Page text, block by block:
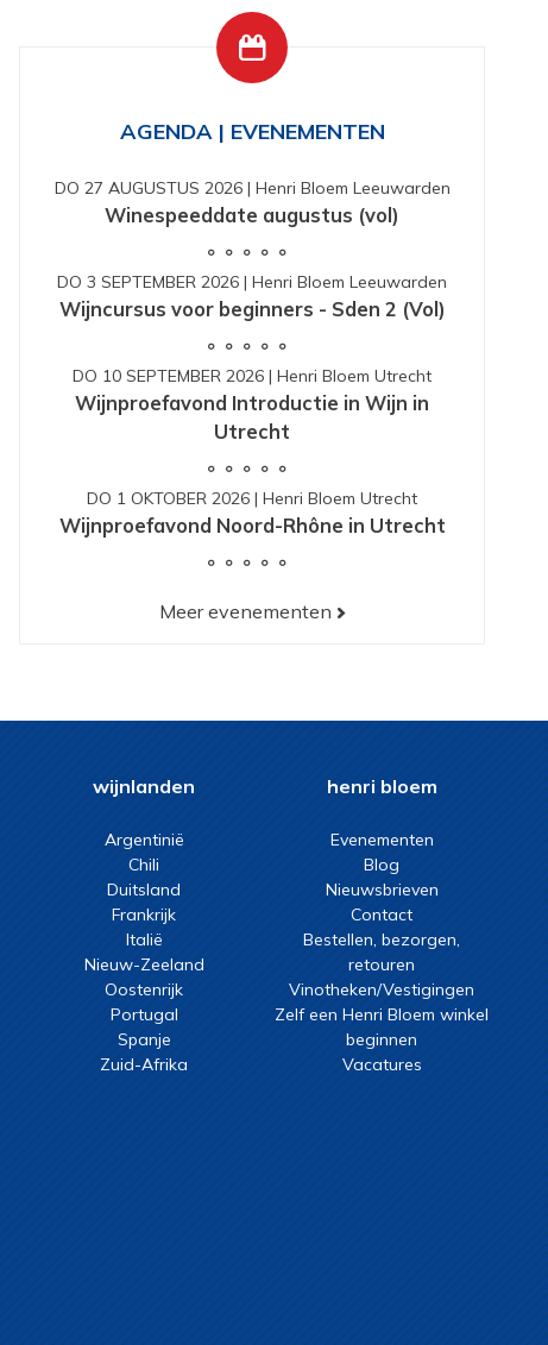
AGENDA | EVENEMENTEN
DO 27 AUGUSTUS 2026| Henri Bloem Leeuwarden
Winespeeddate augustus (vol)
DO 3 SEPTEMBER 2026 | Henri Bloem Leeuwarden
Wijncursus voor beginners - Sden 2 (Vol)
DO 10 SEPTEMBER 2026 | Henri Bloem Utrecht
Wijnproefavond Introductie in Wijn in
Utrecht
DO 1 OKTOBER 2026 | Henri Bloem Utrecht
Wijnproefavond Noord-Rhône in Utrecht
Meer evenementen
wijnlanden
Argentinië
Chili
Duitsland
Frankrijk
Italië
Nieuw-Zeeland
Oostenrijk
Portugal
Spanje
Zuid-Afrika
henri bloem
Evenementen
Blog
Nieuwsbrieven
Contact
Bestellen, bezorgen,
retouren
Vinotheken/Vestigingen
Zelf een Henri Bloem winkel
beginnen
Vacatures